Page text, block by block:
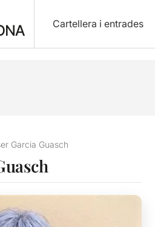
Cartellera i entrades
Garcia Guasch